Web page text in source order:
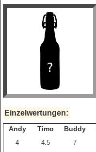
Einzelwertungen:
Andy Timo Buddy
4 4.5 7